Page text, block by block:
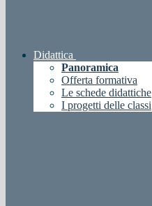
Didattica
Panoramica
Offerta formativa
Le schede didattiche
I progetti delle classi